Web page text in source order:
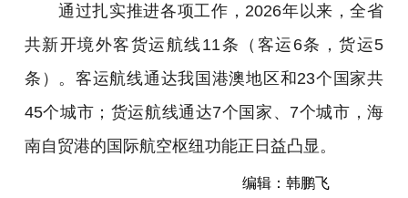
通过扎实推进各项工作，2026年以来，全省
共新开境外客货运航线11条（客运6条，货运5
条）。客运航线通达我国港澳地区和23个国家共
45个城市；货运航线通达7个国家、7个城市，海
南自贸港的国际航空枢纽功能正日益凸显。
编辑：韩鹏飞